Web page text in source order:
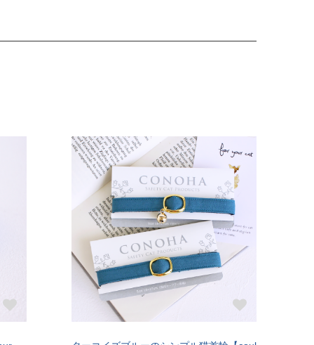
注） サイズの目安（5～6kgの大きめな成猫）